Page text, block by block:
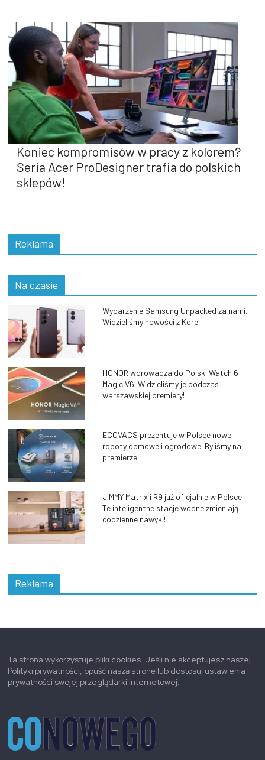
Koniec kompromisów w pracy z kolorem?
Seria Acer ProDesigner trafia do polskich
sklepów!
Reklama
Na czasie
Wydarzenie Samsung Unpacked za nami.
Widzieliśmy nowości z Korei!
HONOR wprowadza do Polski Watch 6 i
Magic V6. Widzieliśmy je podczas
warszawskiej premiery!
ECOVACS prezentuje w Polsce nowe
roboty domowe i ogrodowe. Byliśmy na
premierze!
JIMMY Matrix i R9 już oficjalnie w Polsce.
Te inteligentne stacje wodne zmieniają
codzienne nawyki!
Reklama
Ta strona wykorzystuje pliki cookies. Jeśli nie akceptujesz naszej
Polityki prywatności, opuść naszą stronę lub dostosuj ustawienia
prywatności swojej przeglądarki internetowej.